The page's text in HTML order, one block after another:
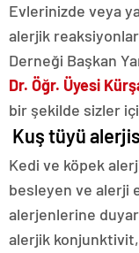
Evlerinizde veya
alerjik
Derneği Başkan
Dr. Öğr. Üyesi
bir şekilde sizler
Kuş tüyü
Kedi ve köpek
besleyen ve alerji
alerjenlerine
alerjik